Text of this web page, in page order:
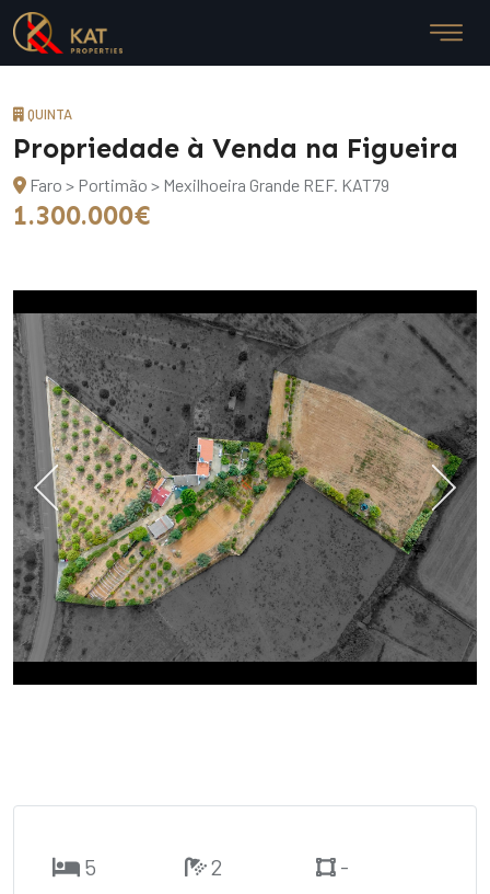
QUINTA
Propriedade à Venda na Figueira
Faro > Portimão > Mexilhoeira Grande REF. KAT79
1.300.000€
5 2 -